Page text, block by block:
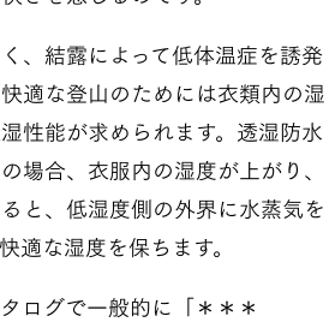
、結露によって低体温症を誘発
適な登山のためには衣類内の湿
性能が求められます。透湿防水
場合、衣服内の湿度が上がり、
と、低湿度側の外界に水蒸気を
適な湿度を保ちます。
ログで一般的に「＊＊＊